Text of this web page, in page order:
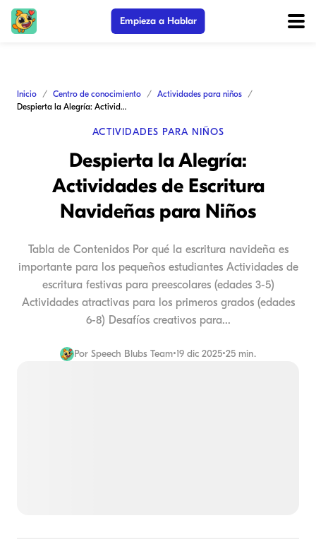
Empieza a Hablar
Inicio Centro de conocimiento
Actividades para niños
Despierta la Alegría: Actividades de Escritura Navideñas para Niños
ACTIVIDADES PARA NIÑOS
Despierta la Alegría:
Actividades de Escritura
Navideñas para Niños
Tabla de Contenidos Por qué la escritura navideña es
importante para los pequeños estudiantes Actividades de
escritura festivas para preescolares (edades 3-5)
Actividades atractivas para los primeros grados (edades
6-8) Desafíos creativos para...
Por Speech Blubs Team•19 dic 2025•25 min.